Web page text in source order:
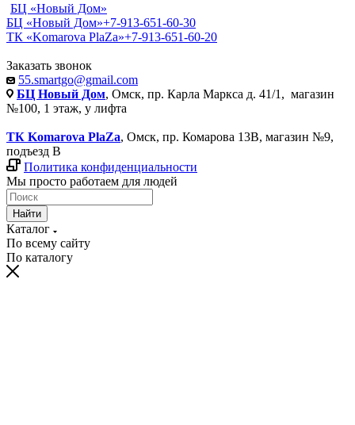
БЦ «Новый Дом»
БЦ «Новый Дом»+7-913-651-60-30
ТК «Komarova PlaZa»+7-913-651-60-20
Заказать звонок
55.smartgo@gmail.com
БЦ Новый Дом, Омск, пр. Карла Маркса д. 41/1, магазин
№100, 1 этаж, у лифта
ТК Komarova PlaZa, Омск, пр. Комарова 13В, магазин №9,
подъезд В
Политика конфиденциальности
Мы просто работаем для людей
Найти
Каталог
По всему сайту
По каталогу